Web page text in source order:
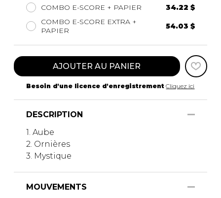
COMBO E-SCORE + PAPIER
34.22 $
COMBO E-SCORE EXTRA +
PAPIER
54.03 $
AJOUTER AU PANIER
Besoin d'une licence d'enregistrement Cliquez ici
DESCRIPTION
1. Aube
2. Ornières
3. Mystique
MOUVEMENTS